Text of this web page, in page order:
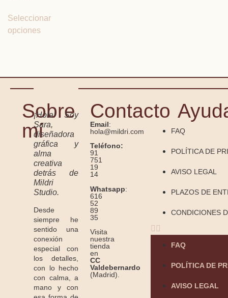
Seleccionar
opciones
Sobre
mí
¡Hola! Soy
Sara,
diseñadora
gráfica y
alma
creativa
detrás de
Mildri
Studio.
Desde
siempre he
sentido una
conexión
especial con
los detalles,
con lo hecho
con calma, a
mano y con
Contacto
Email:
hola@mildri.com
Teléfono:
91
751
19
14
Whatsapp:
616
52
89
35
Visita
nuestra
tienda
en
CC
Valdebernardo
(Madrid).
FAQ
POLÍTICA DE
AVISO LEGAL
PLAZOS DE
CONDICIONES
FAQ
POLÍTICA DE
AVISO LEGAL